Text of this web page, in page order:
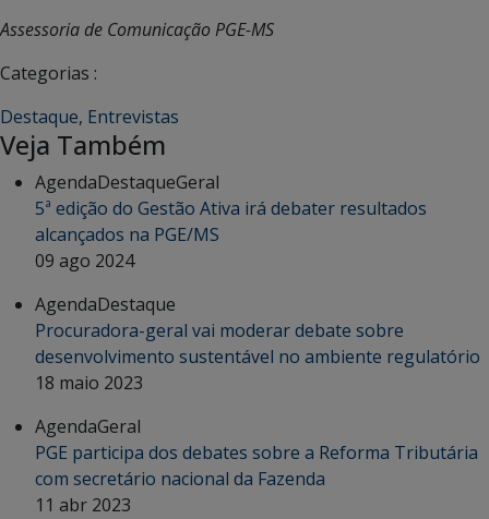
Assessoria de Comunicação PGE-MS
Categorias :
Destaque, Entrevistas
Veja Também
AgendaDestaqueGeral
5ª edição do Gestão Ativa irá debater resultados
alcançados na PGE/MS
09 ago 2024
AgendaDestaque
Procuradora-geral vai moderar debate sobre
desenvolvimento sustentável no ambiente regulatório
18 maio 2023
AgendaGeral
PGE participa dos debates sobre a Reforma Tributária
com secretário nacional da Fazenda
11 abr 2023